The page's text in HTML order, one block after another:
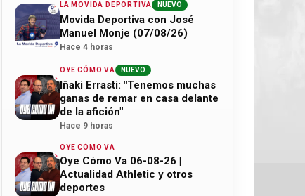
LA MOVIDA DEPORTIVA NUEVO
Movida Deportiva con José
Manuel Monje (07/08/26)
Hace 4 horas
OYE CÓMO VA NUEVO
Iñaki Errasti: "Tenemos muchas
ganas de remar en casa delante
de la afición"
Hace 9 horas
OYE CÓMO VA
Oye Cómo Va 06-08-26 |
Actualidad Athletic y otros
deportes